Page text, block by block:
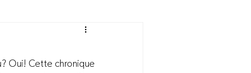
Oui! Cette chronique